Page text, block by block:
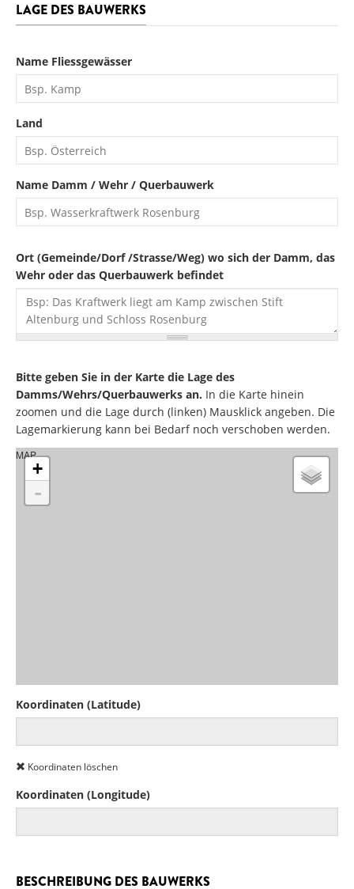
LAGE DES BAUWERKS
Name Fliessgewässer
Land
Name Damm / Wehr / Querbauwerk
Ort (Gemeinde/Dorf /Strasse/Weg) wo sich der Damm, das
Wehr oder das Querbauwerk befindet
Bitte geben Sie in der Karte die Lage des
Damms/Wehrs/Querbauwerks an. In die Karte hinein
zoomen und die Lage durch (linken) Mausklick angeben. Die
Lagemarkierung kann bei Bedarf noch verschoben werden.
MAP
+
-
Koordinaten (Latitude)
Koordinaten löschen
Koordinaten (Longitude)
BESCHREIBUNG DES BAUWERKS